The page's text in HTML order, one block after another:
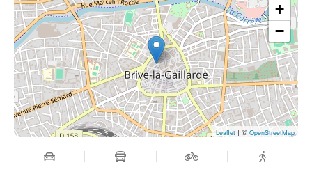
+
−
Leaflet | © OpenStreetMap